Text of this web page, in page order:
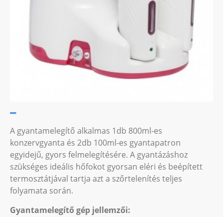
A gyantamelegítő alkalmas 1db 800ml-es
konzervgyanta és 2db 100ml-es gyantapatron
egyidejű, gyors felmelegítésére. A gyantázáshoz
szükséges ideális hőfokot gyorsan eléri és beépített
termosztátjával tartja azt a szőrtelenítés teljes
folyamata során.
Gyantamelegítő gép jellemzői: